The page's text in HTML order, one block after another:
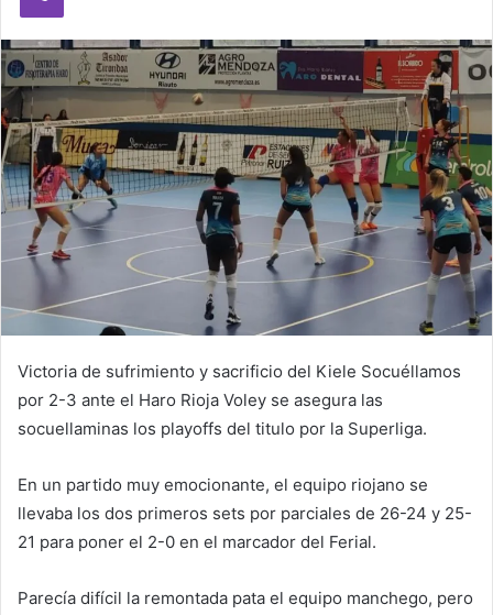
m
a
i
l
Victoria de sufrimiento y sacrificio del Kiele Socuéllamos
por 2-3 ante el Haro Rioja Voley se asegura las
socuellaminas los playoffs del titulo por la Superliga.
En un partido muy emocionante, el equipo riojano se
llevaba los dos primeros sets por parciales de 26-24 y 25-
21 para poner el 2-0 en el marcador del Ferial.
Parecía difícil la remontada pata el equipo manchego, pero